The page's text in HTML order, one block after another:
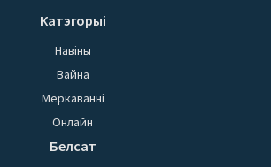
Катэгорыі
Навіны
Вайна
Меркаванні
Онлайн
Белсат